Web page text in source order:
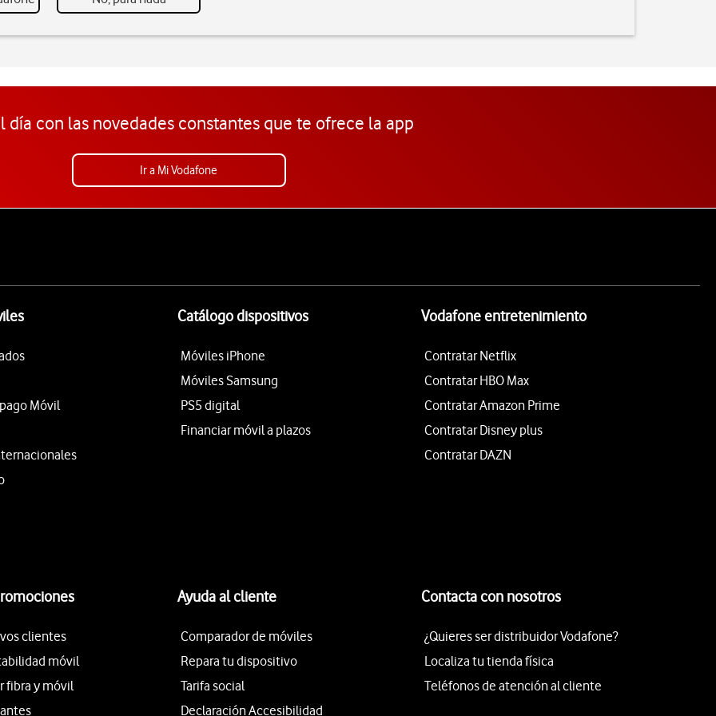
día con las novedades constantes que te ofrece la app
Ir a Mi Vodafone
Móvil
Catálogo dispositivos
Móviles iPhone
Móviles Samsung
PS5 digital
Financiar móvil a plazos
Vodafone entretenimiento
Contratar Netflix
Contratar HBO Max
Contratar Amazon Prime
Contratar Disney plus
Contratar DAZN
clientes
móvil
fibra y móvil
Ayuda al cliente
Comparador de móviles
Repara tu dispositivo
Tarifa social
Declaración Accesibilidad
Contacta con nosotros
¿Quieres ser distribuidor Vodafone?
Localiza tu tienda física
Teléfonos de atención al cliente